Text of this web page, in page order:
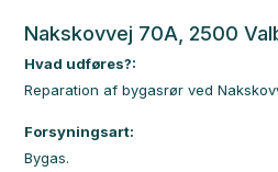
Nakskovvej 70A, 2500
Hvad udføres?:
Reparation af bygasrør ved
Forsyningsart:
Bygas.